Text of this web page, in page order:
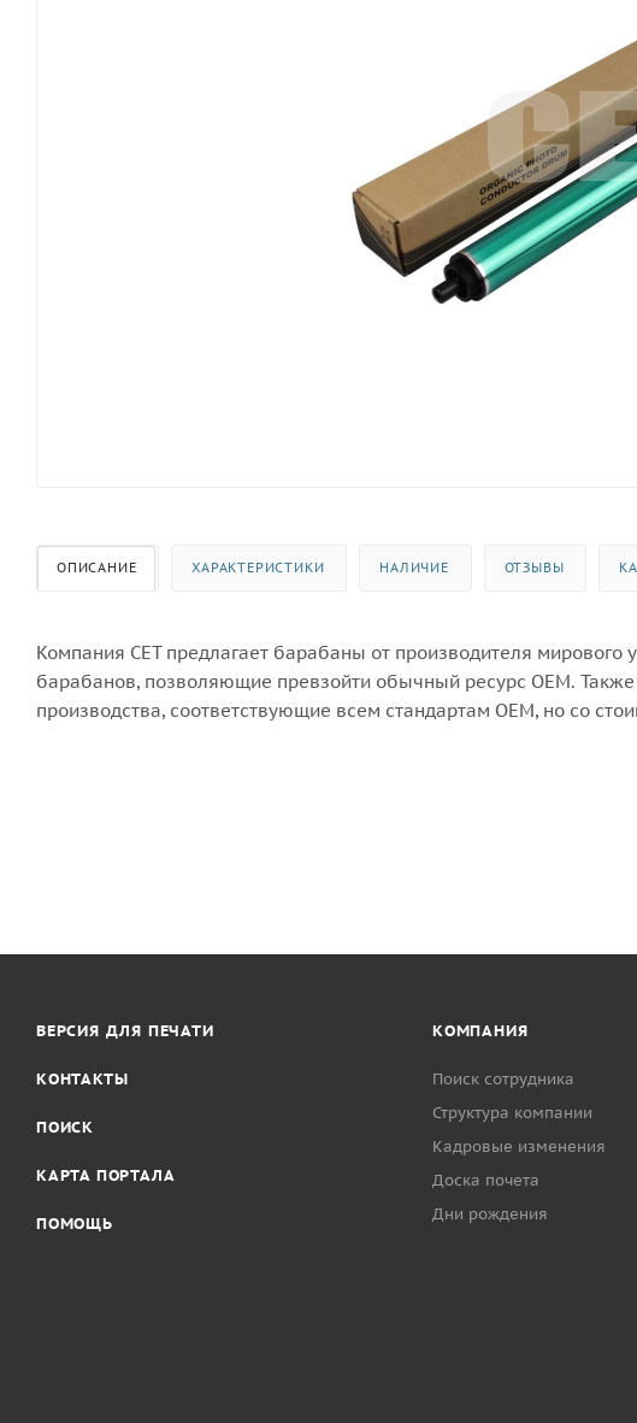
ОПИСАНИЕ ХАРАКТЕРИСТИКИ НАЛИЧИЕ ОТЗЫВЫ
Компания CET предлагает барабаны от производителя
барабанов, позволяющие превзойти обычный ресурс OEM.
производства, соответствующие всем стандартам OEM, но со
ВЕРСИЯ ДЛЯ ПЕЧАТИ
КОНТАКТЫ
ПОИСК
КАРТА ПОРТАЛА
ПОМОЩЬ
КОМПАНИЯ
Поиск сотрудника
Структура компании
Кадровые изменения
Доска почета
Дни рождения